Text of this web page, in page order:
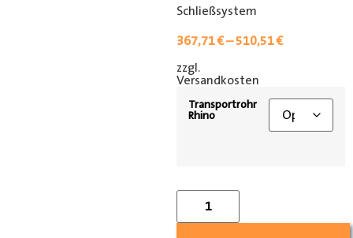
Schließsystem
367,71€–510,51€
zzgl.
Versandkosten
Transportrohr
Rhino